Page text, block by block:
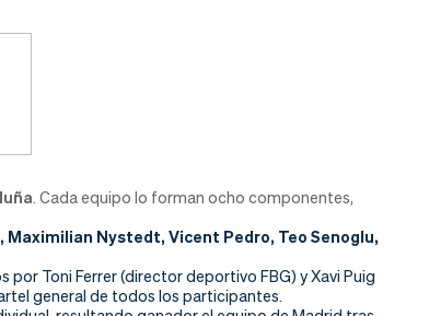
. Cada equipo lo forman ocho componentes,
Maximilian Nystedt, Vicent Pedro, Teo Senoglu,
Toni Ferrer (director deportivo FBG) y Xavi Puig
general de todos los participantes.